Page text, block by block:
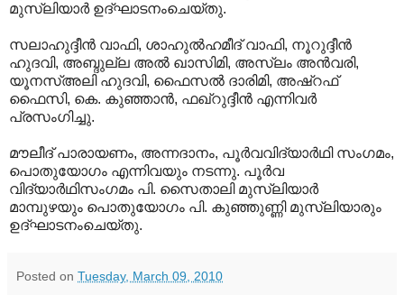
മുസ്‌ലിയാര്‍ ഉദ്ഘാടനംചെയ്തു.
സലാഹുദ്ദീന്‍ വാഫി, ശാഹുല്‍ഹമീദ് വാഫി, നൂറുദ്ദീന്‍
ഹുദവി, അബ്ദുല്ല അല്‍ ഖാസിമി, അസ്‌ലം അന്‍വരി,
യൂനസ്അലി ഹുദവി, ഫൈസല്‍ ദാരിമി, അഷ്‌റഫ്
ഫൈസി, കെ. കുഞ്ഞാന്‍, ഫഖ്‌റുദ്ദീന്‍ എന്നിവര്‍
പ്രസംഗിച്ചു.
മൗലീദ് പാരായണം, അന്നദാനം, പൂര്‍വവിദ്യാര്‍ഥി സംഗമം,
പൊതുയോഗം എന്നിവയും നടന്നു. പൂര്‍വ
വിദ്യാര്‍ഥിസംഗമം പി. സൈതാലി മുസ്‌ലിയാര്‍
മാമ്പുഴയും പൊതുയോഗം പി. കുഞ്ഞുണ്ണി മുസ്‌ലിയാരും
ഉദ്ഘാടനംചെയ്തു.
Posted on Tuesday, March 09, 2010